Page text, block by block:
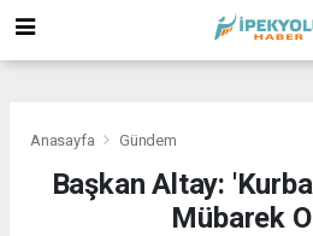
Anasayfa Gündem
Başkan Altay:
Mübarek